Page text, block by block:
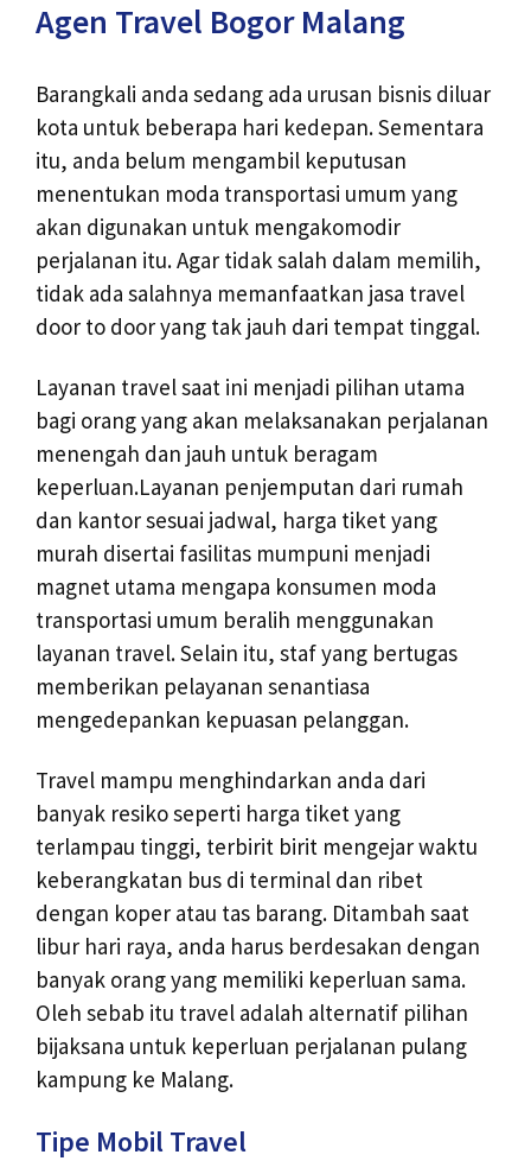
Agen Travel Bogor Malang
Barangkali anda sedang ada urusan bisnis diluar
kota untuk beberapa hari kedepan. Sementara
itu, anda belum mengambil keputusan
menentukan moda transportasi umum yang
akan digunakan untuk mengakomodir
perjalanan itu. Agar tidak salah dalam memilih,
tidak ada salahnya memanfaatkan jasa travel
door to door yang tak jauh dari tempat tinggal.
Layanan travel saat ini menjadi pilihan utama
bagi orang yang akan melaksanakan perjalanan
menengah dan jauh untuk beragam
keperluan.Layanan penjemputan dari rumah
dan kantor sesuai jadwal, harga tiket yang
murah disertai fasilitas mumpuni menjadi
magnet utama mengapa konsumen moda
transportasi umum beralih menggunakan
layanan travel. Selain itu, staf yang bertugas
memberikan pelayanan senantiasa
mengedepankan kepuasan pelanggan.
Travel mampu menghindarkan anda dari
banyak resiko seperti harga tiket yang
terlampau tinggi, terbirit birit mengejar waktu
keberangkatan bus di terminal dan ribet
dengan koper atau tas barang. Ditambah saat
libur hari raya, anda harus berdesakan dengan
banyak orang yang memiliki keperluan sama.
Oleh sebab itu travel adalah alternatif pilihan
bijaksana untuk keperluan perjalanan pulang
kampung ke Malang.
Tipe Mobil Travel